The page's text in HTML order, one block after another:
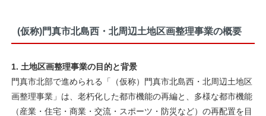
(仮称)門真市北島西・北周辺土地区画整理事業の概要
1. 土地区画整理事業の目的と背景
門真市北部で進められる「（仮称）門真市北島西・北周辺土地区
画整理事業」は、老朽化した都市機能の再編と、多様な都市機能
（産業・住宅・商業・交流・スポーツ・防災など）の再配置を目